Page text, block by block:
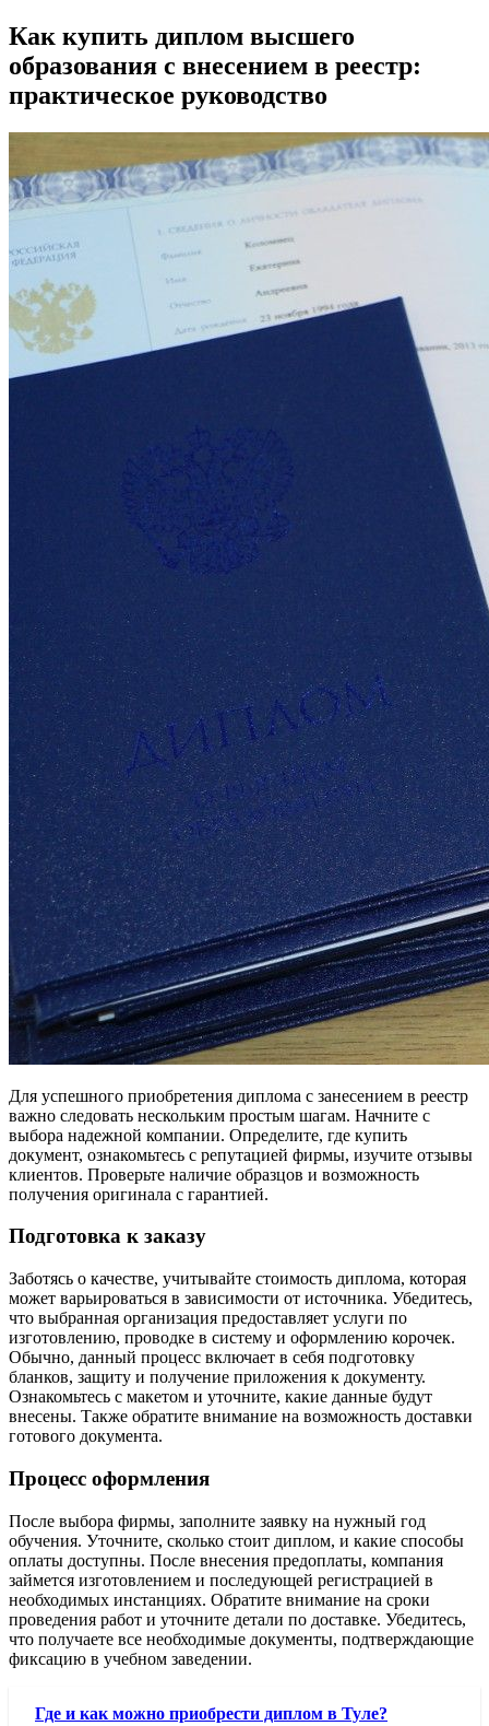
Как купить диплом высшего
образования с внесением в реестр:
практическое руководство
Для успешного приобретения диплома с занесением в реестр
важно следовать нескольким простым шагам. Начните с
выбора надежной компании. Определите, где купить
документ, ознакомьтесь с репутацией фирмы, изучите отзывы
клиентов. Проверьте наличие образцов и возможность
получения оригинала с гарантией.
Подготовка к заказу
Заботясь о качестве, учитывайте стоимость диплома, которая
может варьироваться в зависимости от источника. Убедитесь,
что выбранная организация предоставляет услуги по
изготовлению, проводке в систему и оформлению корочек.
Обычно, данный процесс включает в себя подготовку
бланков, защиту и получение приложения к документу.
Ознакомьтесь с макетом и уточните, какие данные будут
внесены. Также обратите внимание на возможность доставки
готового документа.
Процесс оформления
После выбора фирмы, заполните заявку на нужный год
обучения. Уточните, сколько стоит диплом, и какие способы
оплаты доступны. После внесения предоплаты, компания
займется изготовлением и последующей регистрацией в
необходимых инстанциях. Обратите внимание на сроки
проведения работ и уточните детали по доставке. Убедитесь,
что получаете все необходимые документы, подтверждающие
фиксацию в учебном заведении.
Где и как можно приобрести диплом в Туле?